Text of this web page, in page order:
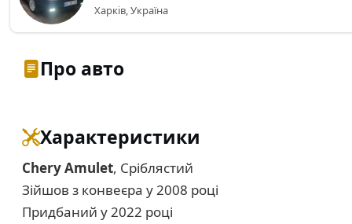
Харків, Україна
Про авто
Характеристики
Chery Amulet, Сріблястий
Зійшов з конвеєра у 2008 році
Придбаний у 2022 році